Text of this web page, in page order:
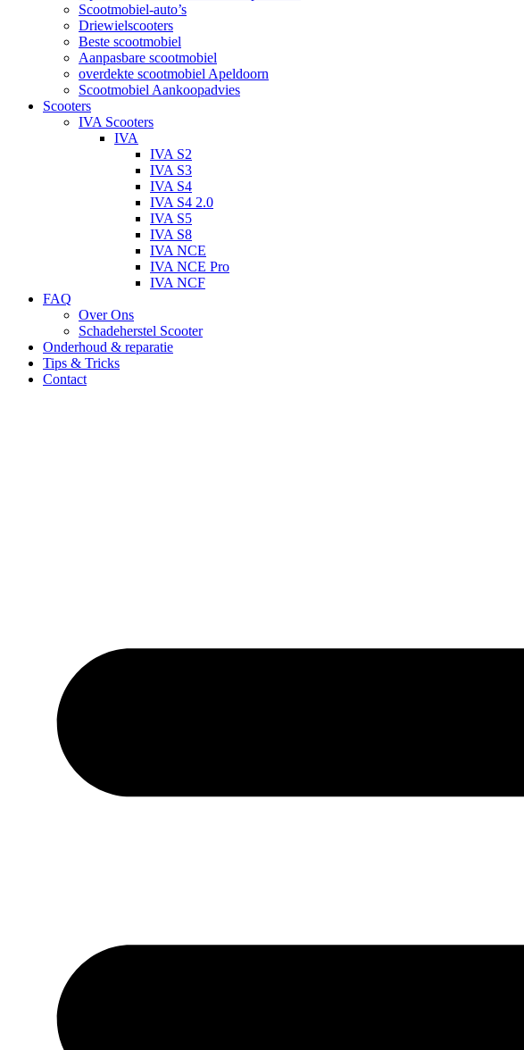
Scootmobiel-auto’s
Driewielscooters
Beste scootmobiel
Aanpasbare scootmobiel
overdekte scootmobiel Apeldoorn
Scootmobiel Aankoopadvies
Scooters
IVA Scooters
IVA
IVA S2
IVA S3
IVA S4
IVA S4 2.0
IVA S5
IVA S8
IVA NCE
IVA NCE Pro
IVA NCF
FAQ
Over Ons
Schadeherstel Scooter
Onderhoud & reparatie
Tips & Tricks
Contact